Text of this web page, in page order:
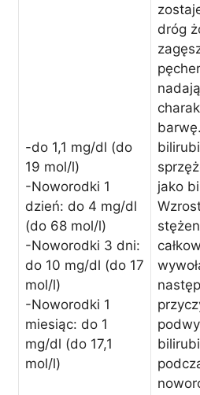
-do 1,1 mg/dl (do
19 mol/l)
-Noworodki 1
dzień: do 4 mg/dl
(do 68 mol/l)
-Noworodki 3 dni:
do 10 mg/dl (do 17
mol/l)
-Noworodki 1
miesiąc: do 1
mg/dl (do 17,1
mol/l)
dróg
jako